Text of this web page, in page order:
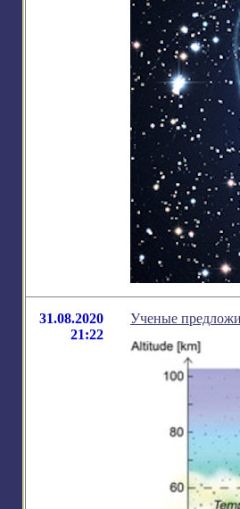
31.08.2020
21:22
Ученые